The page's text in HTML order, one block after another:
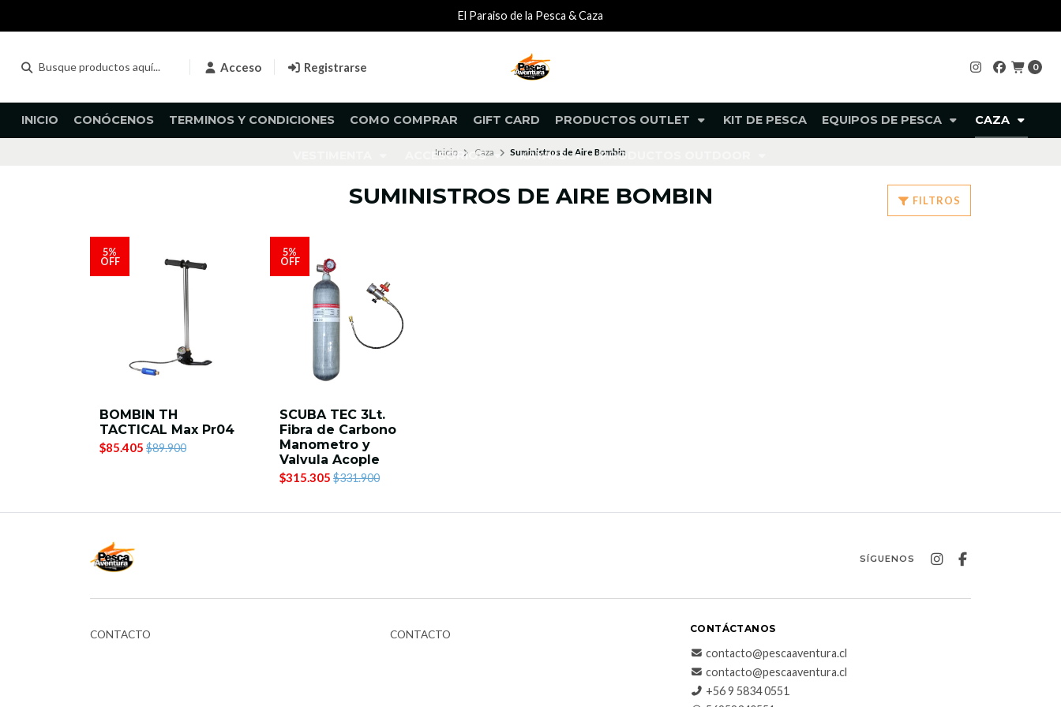
Acceso Registrarse 0
INICIO CONÓCENOS TERMINOS Y CONDICIONES COMO COMPRAR GIFT CARD PRODUCTOS OUTLET KIT DE PESCA EQUIPOS DE PESCA CAZA
ACCESORIOS KAYAKS PRODUCTOS OUTDOOR
El Paraiso de la Pesca & Caza
Inicio Caza Suministros de Aire Bombin
SUMINISTROS DE AIRE BOMBIN FILTROS
5%
OFF
BOMBIN TH
TACTICAL Max Pr04
$85.405 $89.900
5%
OFF
SCUBA TEC 3Lt.
Fibra de Carbono
Manometro y
Valvula Acople
$315.305 $331.900
SÍGUENOS
CONTACTO CONTACTO CONTÁCTANOS
contacto@pescaaventura.cl
contacto@pescaaventura.cl
+56 9 5834 0551